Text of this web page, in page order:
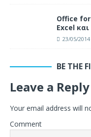
Office
Excel
23/05/2014
BE THE
Leave a Reply
Your email address will
Comment